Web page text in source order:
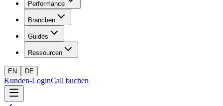
Performance
Branchen
Guides
Ressourcen
EN DE
Kunden-LoginCall buchen